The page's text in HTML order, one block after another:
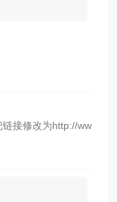
接修改为http://ww